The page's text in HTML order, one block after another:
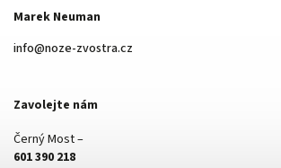
Marek Neuman
info@noze-zvostra.cz
Zavolejte nám
Černý Most –
601 390 218